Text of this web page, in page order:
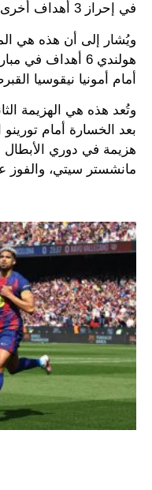
في إحراز 3 أهداف أخرى في آخر ربع ساعة.
ويُشار إلى أن هذه هي
أمام أمونيا نيقوسيا
وتُعد هذه هي الهزيمة
بعد الخسارة أمام تورينو
هزيمة في دوري الأبطال
مانشستر سيتي، والفوز على